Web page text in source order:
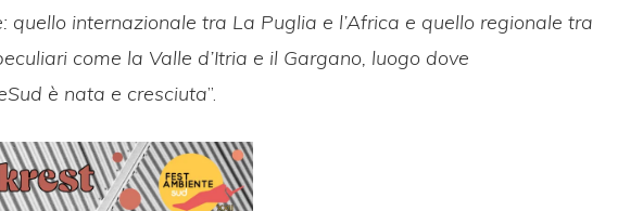
quello internazionale tra La Puglia e l’Africa e quello regionale tra
come la Valle d’Itria e il Gargano, luogo dove
è nata e cresciuta”.